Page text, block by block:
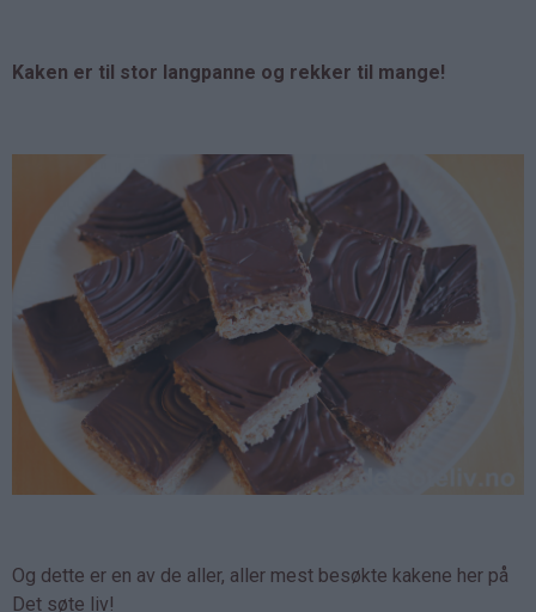
Kaken er til stor langpanne og rekker til mange!
Og dette er en av de aller, aller mest besøkte kakene her på
Det søte liv!